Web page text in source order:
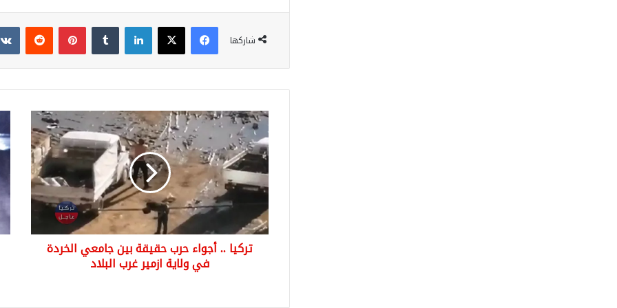
شاركها
فيسبوك‫X لينكدإن بينتيريست
تركيا
..
أجواء
حرب
حقيقة
بين
جامعي
الخردة
في
ولايةتركيا .. أجواء حرب حقيقة بين جامعي الخردة
في ولاية ازمير غرب البلاد
..